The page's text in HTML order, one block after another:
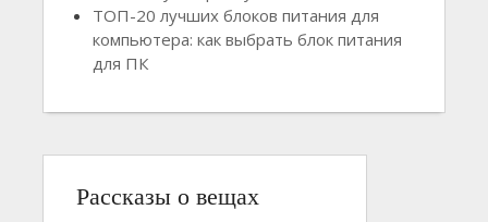
ТОП-20 лучших блоков питания для
компьютера: как выбрать блок питания
для ПК
Рассказы о вещах